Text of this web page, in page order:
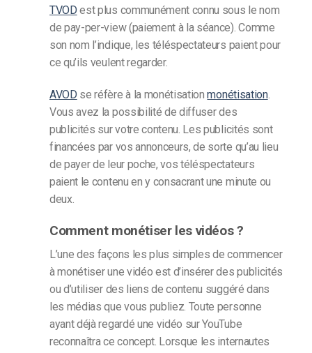
TVOD est plus communément connu sous le nom
de pay-per-view (paiement à la séance). Comme
son nom l’indique, les téléspectateurs paient pour
ce qu’ils veulent regarder.
AVOD se réfère à la monétisationmonétisation.
Vous avez la possibilité de diffuser des
publicités sur votre contenu. Les publicités sont
financées par vos annonceurs, de sorte qu’au lieu
de payer de leur poche, vos téléspectateurs
paient le contenu en y consacrant une minute ou
deux.
Comment monétiser les vidéos ?
L’une des façons les plus simples de commencer
à monétiser une vidéo est d’insérer des publicités
ou d’utiliser des liens de contenu suggéré dans
les médias que vous publiez. Toute personne
ayant déjà regardé une vidéo sur YouTube
reconnaîtra ce concept. Lorsque les internautes